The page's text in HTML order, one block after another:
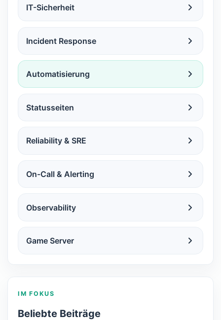
IT-Sicherheit
Incident Response
Automatisierung
Statusseiten
Reliability & SRE
On-Call & Alerting
Observability
Game Server
IM FOKUS
Beliebte Beiträge